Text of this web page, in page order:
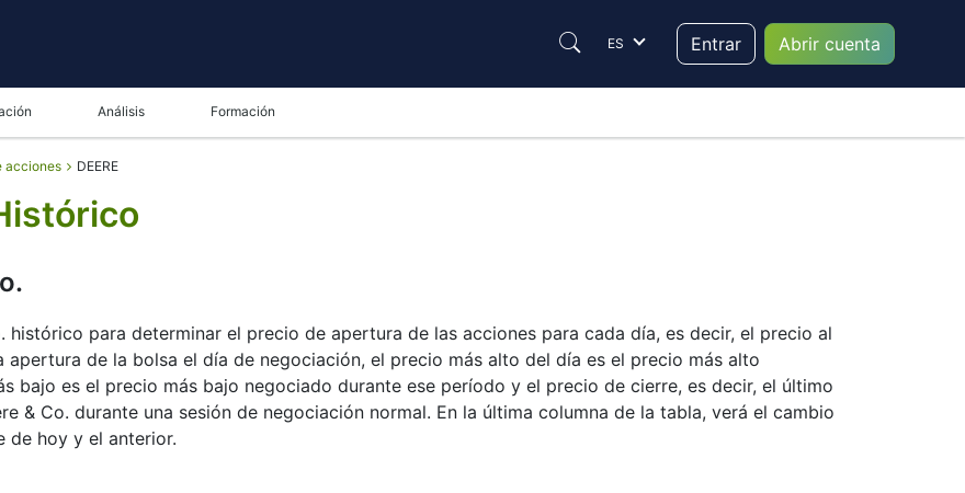
ES Entrar Abrir cuenta
Análisis Formación
acciones DEERE
histórico para determinar el precio de apertura de las acciones para cada día, es decir, el precio al
de la bolsa el día de negociación, el precio más alto del día es el precio más alto
bajo es el precio más bajo negociado durante ese período y el precio de cierre, es decir, el último
& Co. durante una sesión de negociación normal. En la última columna de la tabla, verá el cambio
de hoy y el anterior.